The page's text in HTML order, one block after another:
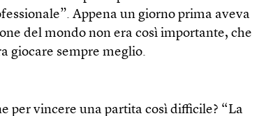
Appena un giorno prima aveva
del mondo non era così importante, che
giocare sempre meglio.
per vincere una partita così difficile? “La